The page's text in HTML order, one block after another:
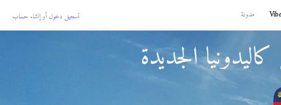
مدونة تسجيل دخول أوإنشاء حساب
الجديدة